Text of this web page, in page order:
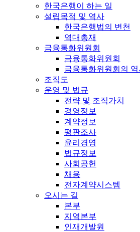
한국은행이 하는 일
설립목적 및 역사
한국은행법의 변천
역대총재
금융통화위원회
금융통화위원회
금융통화위원회의 역
조직도
운영 및 법규
전략 및 조직가치
경영정보
계약정보
평판조사
윤리경영
법규정보
사회공헌
채용
전자계약시스템
오시는 길
본부
지역본부
인재개발원